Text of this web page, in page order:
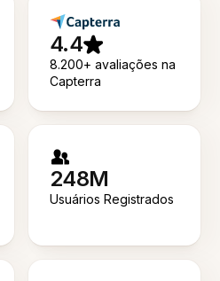
4.4
8.200+ avaliações na
Capterra
248M
Usuários Registrados